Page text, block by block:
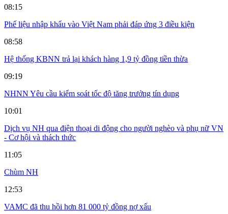
08:15
Phế liệu nhập khẩu vào Việt Nam phải đáp ứng 3 điều kiện
08:58
Hệ thống KBNN trả lại khách hàng 1,9 tỷ đồng tiền thừa
09:19
NHNN Yêu cầu kiểm soát tốc độ tăng trưởng tín dụng
10:01
Dịch vụ NH qua điện thoại di động cho người nghèo và phụ nữ VN
- Cơ hội và thách thức
11:05
Chùm NH
12:53
VAMC đã thu hồi hơn 81 000 tỷ đồng nợ xấu